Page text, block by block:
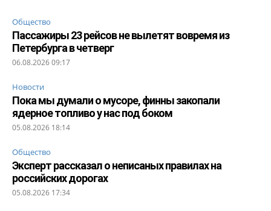
Общество
Пассажиры 23 рейсов не вылетят вовремя из
Петербурга в четверг
06.08.2026 09:17
Новости
Пока мы думали о мусоре, финны закопали
ядерное топливо у нас под боком
05.08.2026 18:14
Общество
Эксперт рассказал о неписаных правилах на
российских дорогах
05.08.2026 17:34